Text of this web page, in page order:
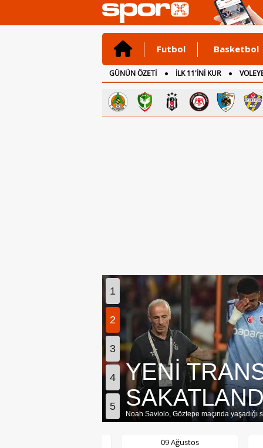
Futbol Basketbol
GÜNÜN ÖZETİ İLK 11'İNİ KUR
CANLI ANLATIM
İNGİLTERE
1
2
3
4
5
YENİ
Noah Saviolo, Göztepe maçında
09 Ağustos